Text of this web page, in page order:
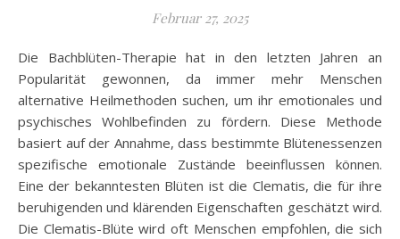
Februar 27, 2025
Die Bachblüten-Therapie hat in den letzten Jahren an
Popularität gewonnen, da immer mehr Menschen
alternative Heilmethoden suchen, um ihr emotionales und
psychisches Wohlbefinden zu fördern. Diese Methode
basiert auf der Annahme, dass bestimmte Blütenessenzen
spezifische emotionale Zustände beeinflussen können.
Eine der bekanntesten Blüten ist die Clematis, die für ihre
beruhigenden und klärenden Eigenschaften geschätzt wird.
Die Clematis-Blüte wird oft Menschen empfohlen, die sich